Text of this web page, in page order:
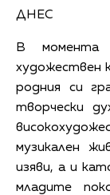
ДНЕС
В момента
художествен
родния си
творчески
музикален
изяви, а и
младите